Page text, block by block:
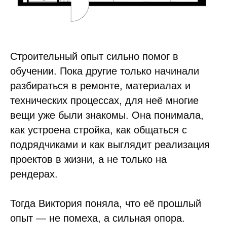
Строительный опыт сильно помог в
обучении. Пока другие только начинали
разбираться в ремонте, материалах и
технических процессах, для неё многие
вещи уже были знакомы. Она понимала,
как устроена стройка, как общаться с
подрядчиками и как выглядит реализация
проектов в жизни, а не только на
рендерах.
Тогда Виктория поняла, что её прошлый
опыт — не помеха, а сильная опора.